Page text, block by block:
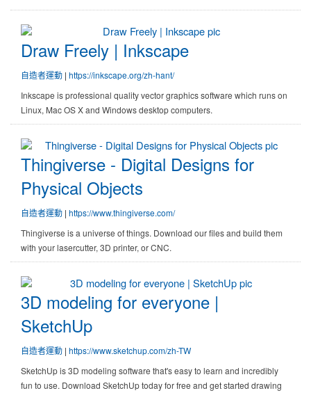
Draw Freely | Inkscape
自造者運動 | https://inkscape.org/zh-hant/
Inkscape is professional quality vector graphics software which runs on
Linux, Mac OS X and Windows desktop computers.
Thingiverse - Digital Designs for
Thingiverse - Digital Designs for
Physical Objects
自造者運動 | https://www.thingiverse.com/
Thingiverse is a universe of things. Download our files and build them
with your lasercutter, 3D printer, or CNC.
3D modeling for everyone |
3D modeling for everyone |
SketchUp
自造者運動 | https://www.sketchup.com/zh-TW
SketchUp is 3D modeling software that's easy to learn and incredibly
fun to use. Download SketchUp today for free and get started drawing